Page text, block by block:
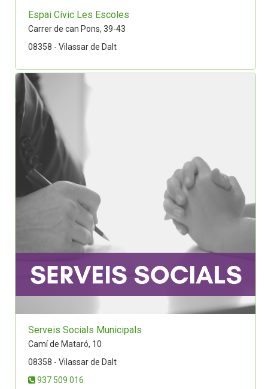
Espai Cívic Les Escoles
Carrer de can Pons, 39-43
08358 - Vilassar de Dalt
Serveis Socials Municipals
Camí de Mataró, 10
08358 - Vilassar de Dalt
937 509 016